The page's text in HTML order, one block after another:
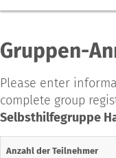
Gruppen-
Please enter
complete group
Selbsthilfegruppe
Anzahl der Teilnehmer